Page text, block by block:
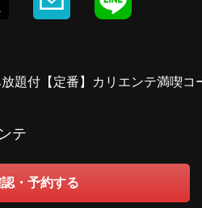
題付【定番】カリエンテ満喫コ
テ
・予約する